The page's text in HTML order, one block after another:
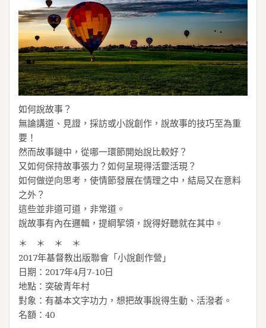
如何說故事？
無論講道、見證，採訪或小說創作，說故事的技巧至為重
要！
然而故事鏈中，從哪一環節開始說比較好？
又如何保持故事張力？如何呈現得活靈活現？
如何做逆向思考，使情節發展在情理之中，結局又在意料
之外？
這些並非道可道，非常道。
說故事有內在邏輯，提綱挈領，說得好聽就在其中。
＊ ＊ ＊ ＊
2017年基督教出版聯會「小說創作營」
日期：2017年4月7-10日
地點：突破青年村
對象：有基本文字功力，想把故事說得生動、活潑者。
名額：40